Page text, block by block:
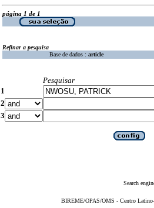
página 1 de 1
Refinar a pesquisa
Base de dados : article
Pesquisar
1
2
3
Search
BIREME/OPAS/OMS - Centro Latino-